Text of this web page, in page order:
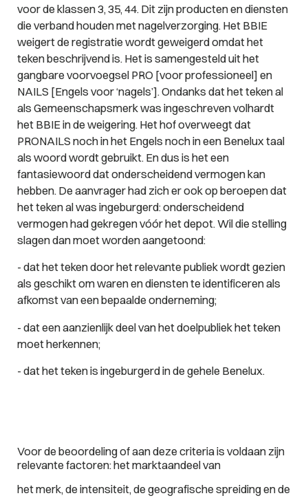
voor de klassen 3, 35, 44. Dit zijn producten en diensten
die verband houden met nagelverzorging. Het BBIE
weigert de registratie wordt geweigerd omdat het
teken beschrijvend is. Het is samengesteld uit het
gangbare voorvoegsel PRO [voor professioneel] en
NAILS [Engels voor ‘nagels’]. Ondanks dat het teken al
als Gemeenschapsmerk was ingeschreven volhardt
het BBIE in de weigering. Het hof overweegt dat
PRONAILS noch in het Engels noch in een Benelux taal
als woord wordt gebruikt. En dus is het een
fantasiewoord dat onderscheidend vermogen kan
hebben. De aanvrager had zich er ook op beroepen dat
het teken al was ingeburgerd: onderscheidend
vermogen had gekregen vóór het depot. Wil die stelling
slagen dan moet worden aangetoond:
- dat het teken door het relevante publiek wordt gezien
als geschikt om waren en diensten te identificeren als
afkomst van een bepaalde onderneming;
- dat een aanzienlijk deel van het doelpubliek het teken
moet herkennen;
- dat het teken is ingeburgerd in de gehele Benelux.
Voor de beoordeling of aan deze criteria is voldaan zijn
relevante factoren: het marktaandeel van
het merk, de intensiteit, de geografische spreiding en de